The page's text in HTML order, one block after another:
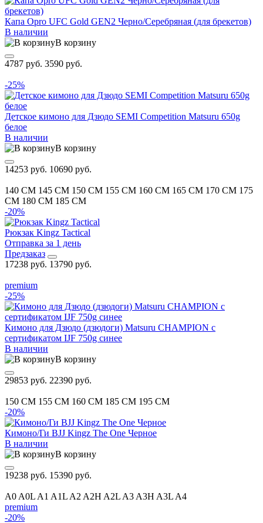
Капа Opro UFC Gold GEN2 Черно/Серебряная (для брекетов)
В наличии
В корзину
4787 руб. 3590 руб.
-25%
Детское кимоно для Дзюдо SEMI Competition Matsuru 650g
белое
В наличии
В корзину
14253 руб. 10690 руб.
140 CM 145 CM 150 CM 155 CM 160 CM 165 CM 170 CM 175
CM 180 CM 185 CM
-20%
Рюкзак Kingz Tactical
Отправка за 1 день
Предзаказ
17238 руб. 13790 руб.
premium
-25%
Кимоно для Дзюдо (дзюдоги) Matsuru CHAMPION с
сертификатом IJF 750g синее
В наличии
В корзину
29853 руб. 22390 руб.
150 CM 155 CM 160 CM 185 CM 195 CM
-20%
Кимоно/Ги BJJ Kingz The One Черное
В наличии
В корзину
19238 руб. 15390 руб.
A0 A0L A1 A1L A2 A2H A2L A3 A3H A3L A4
premium
-20%